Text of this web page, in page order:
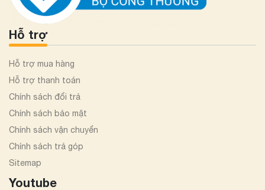
Hỗ trợ
Hỗ trợ mua hàng
Hỗ trợ thanh toán
Chính sách đổi trả
Chính sách bảo mật
Chính sách vận chuyển
Chính sách trả góp
Sitemap
Youtube